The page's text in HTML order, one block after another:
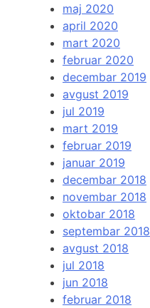
maj 2020
april 2020
mart 2020
februar 2020
decembar 2019
avgust 2019
jul 2019
mart 2019
februar 2019
januar 2019
decembar 2018
novembar 2018
oktobar 2018
septembar 2018
avgust 2018
jul 2018
jun 2018
februar 2018